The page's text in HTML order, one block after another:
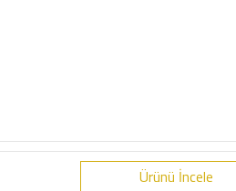
Ürünü İncele